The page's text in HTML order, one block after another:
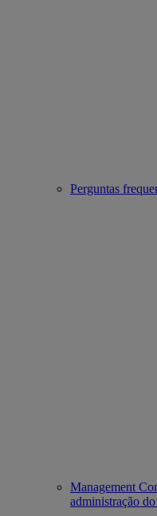
Perguntas
Management
administração